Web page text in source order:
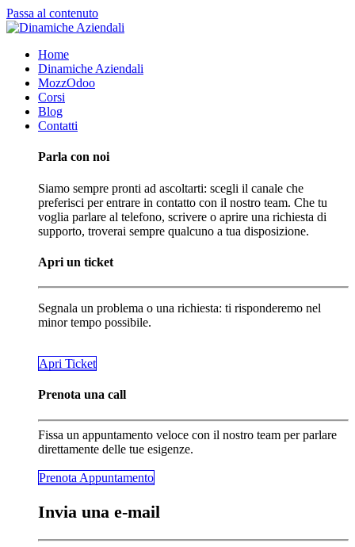
Passa al contenuto
Home
Dinamiche Aziendali
MozzOdoo
Corsi
Blog
Contatti
Parla con noi
Siamo sempre pronti ad ascoltarti: scegli il canale che
preferisci per entrare in contatto con il nostro team. Che tu
voglia parlare al telefono, scrivere o aprire una richiesta di
supporto, troverai sempre qualcuno a tua disposizione.
Apri un ticket
Segnala un problema o una richiesta: ti risponderemo nel
minor tempo possibile.
​​​​Apri Ticket
Prenota una call
Fissa un appuntamento veloce con il nostro team per parlare
direttamente delle tue esigenze.
Prenota Appunta​​​​mento
Invia una e-mail